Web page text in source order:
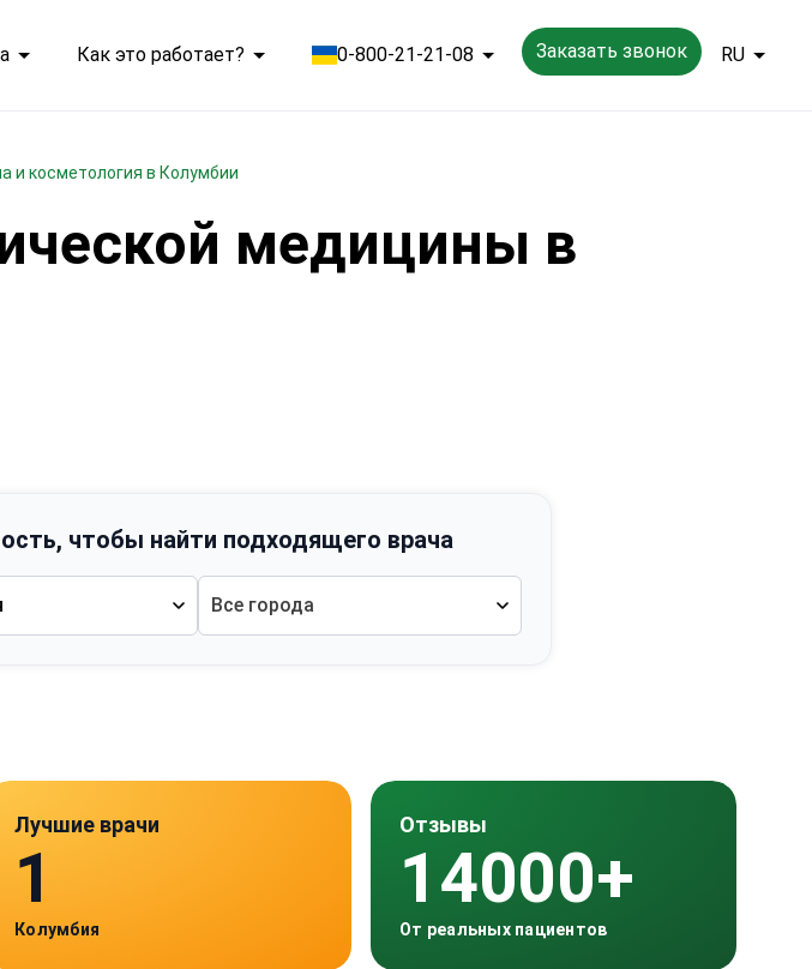
Как это работает? 0-800-21-21-08 Заказать звонок RU
и косметология в Колумбии
медицины в
чтобы найти подходящего врача
Все города
Лучшие врачи
1
Колумбия
Отзывы
14000+
От реальных пациентов